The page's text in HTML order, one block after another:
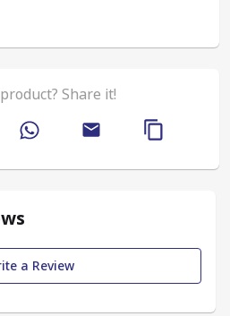
Share it!
a Review